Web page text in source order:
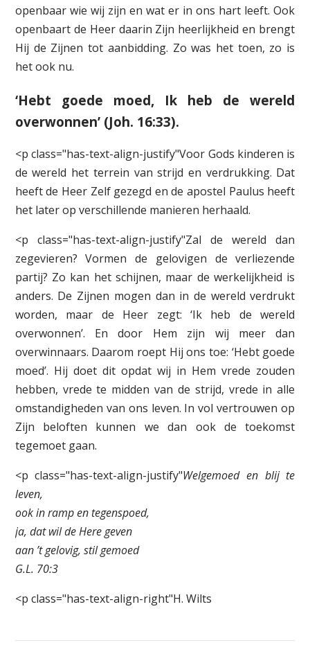
openbaar wie wij zijn en wat er in ons hart leeft. Ook
openbaart de Heer daarin Zijn heerlijkheid en brengt
Hij de Zijnen tot aanbidding. Zo was het toen, zo is
het ook nu.
‘Hebt goede moed, Ik heb de wereld
overwonnen’ (Joh. 16:33).
<p class="has-text-align-justify"Voor Gods kinderen is
de wereld het terrein van strijd en verdrukking. Dat
heeft de Heer Zelf gezegd en de apostel Paulus heeft
het later op verschillende manieren herhaald.
<p class="has-text-align-justify"Zal de wereld dan
zegevieren? Vormen de gelovigen de verliezende
partij? Zo kan het schijnen, maar de werkelijkheid is
anders. De Zijnen mogen dan in de wereld verdrukt
worden, maar de Heer zegt: ‘Ik heb de wereld
overwonnen’. En door Hem zijn wij meer dan
overwinnaars. Daarom roept Hij ons toe: ‘Hebt goede
moed’. Hij doet dit opdat wij in Hem vrede zouden
hebben, vrede te midden van de strijd, vrede in alle
omstandigheden van ons leven. In vol vertrouwen op
Zijn beloften kunnen we dan ook de toekomst
tegemoet gaan.
<p class="has-text-align-justify"Welgemoed en blij te
leven,
ook in ramp en tegenspoed,
ja, dat wil de Here geven
aan ’t gelovig, stil gemoed
G.L. 70:3
<p class="has-text-align-right"H. Wilts